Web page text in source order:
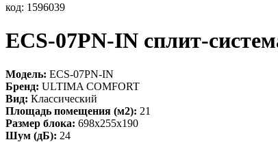
код: 1596039
ECS-07PN-IN сплит-
Модель: ECS-07PN-IN
Бренд: ULTIMA COMFORT
Вид: Классический
Площадь помещения (м2): 21
Размер блока: 698х255х190
Шум (дБ): 24